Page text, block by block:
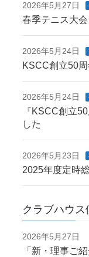
2026年5月27日
春季テニス大
2026年5月24日
KSCC創立50
2026年5月24日
『KSCC創立
した
2026年5月23日
2025年度定時
クラブハウス
2026年5月27日
「新・理事ご